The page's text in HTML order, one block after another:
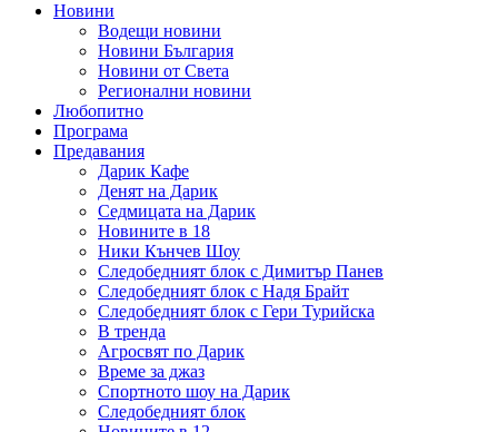
Новини
Водещи новини
Новини България
Новини от Света
Регионални новини
Любопитно
Програма
Предавания
Дарик Кафе
Денят на Дарик
Седмицата на Дарик
Новините в 18
Ники Кънчев Шоу
Следобедният блок с Димитър Панев
Следобедният блок с Надя Брайт
Следобедният блок с Гери Турийска
В тренда
Агросвят по Дарик
Време за джаз
Спортното шоу на Дарик
Следобедният блок